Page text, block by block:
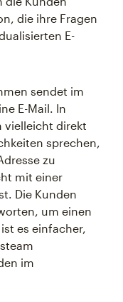
die ihre Fragen
E-
sendet im
E-Mail. In
vielleicht direkt
sprechen,
zu
mit einer
Die Kunden
um einen
es einfacher,
im